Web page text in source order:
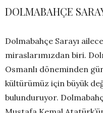
DOLMABAHÇE
Dolmabahçe Sarayı
miraslarımızdan biri.
Osmanlı döneminden
kültürümüz için büyük
bulunduruyor.